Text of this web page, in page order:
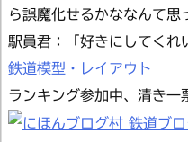
ら誤魔化せるかななんて思
駅員君：「好きにしてくれ
鉄道模型・レイアウト
ランキング参加中、清き一